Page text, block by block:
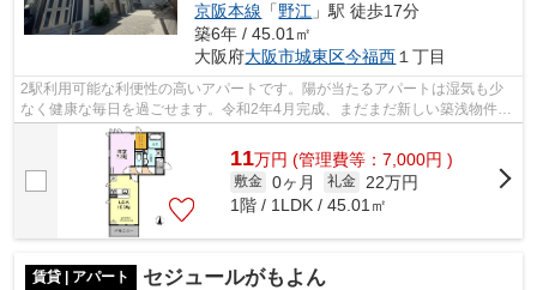
京阪本線 「野江 」駅 徒歩17分
築6年 / 45.01㎡
大阪府大阪市城東区今福西 １丁目
2駅利用可能な利便性の高いアパートです。陽が当たるアパートは湿気も少
なく健康な毎日を過ごせます。令和2年4月完成、まだまだ新しい築浅物件。
徒歩3分で駅にアクセスできる物件です...
11万円 (管理費等：7,000円 )
敷金 0ヶ月 礼金
22万円
1階 / 1LDK / 45.01㎡
賃貸 | アパート セジュールがもよん